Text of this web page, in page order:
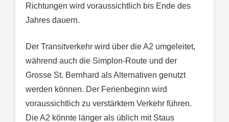
Richtungen wird voraussichtlich bis Ende des
Jahres dauern.
Der Transitverkehr wird über die A2 umgeleitet,
während auch die Simplon-Route und der
Grosse St. Bernhard als Alternativen genutzt
werden können. Der Ferienbeginn wird
voraussichtlich zu verstärktem Verkehr führen.
Die A2 könnte länger als üblich mit Staus